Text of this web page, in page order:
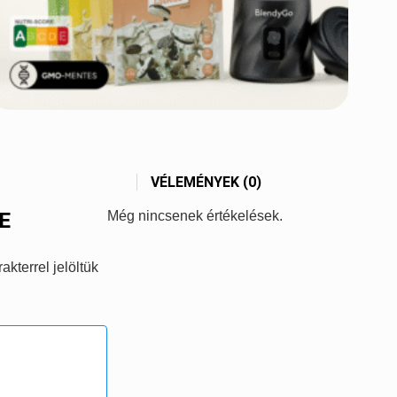
VÉLEMÉNYEK (0)
Még nincsenek értékelések.
jelöltük